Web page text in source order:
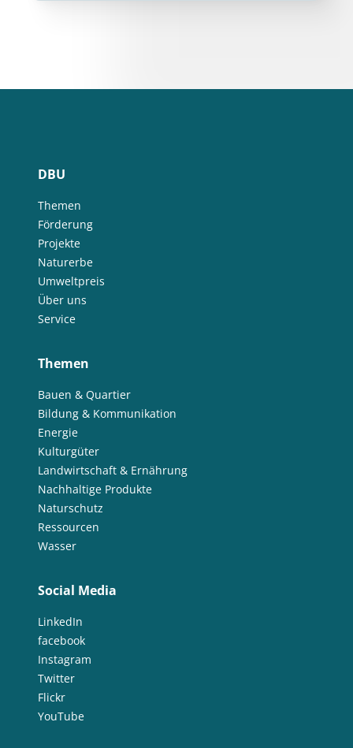
DBU
Themen
Förderung
Projekte
Naturerbe
Umweltpreis
Über uns
Service
Themen
Bauen & Quartier
Bildung & Kommunikation
Energie
Kulturgüter
Landwirtschaft & Ernährung
Nachhaltige Produkte
Naturschutz
Ressourcen
Wasser
Social Media
LinkedIn
facebook
Instagram
Twitter
Flickr
YouTube